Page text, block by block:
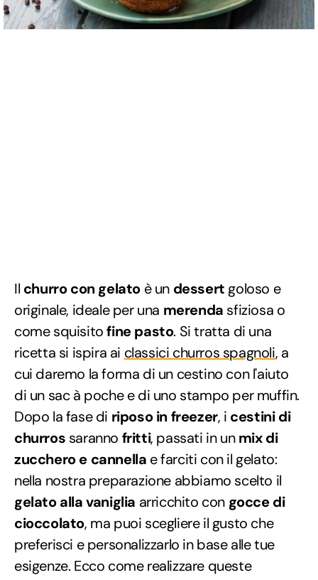
Il churro con gelato è un dessert goloso e
originale, ideale per una merenda sfiziosa o
come squisitofine pasto. Si tratta di una
ricetta si ispira ai classici churros spagnoli, a
cui daremo la forma di un cestino con l'aiuto
di un sac à poche e di uno stampo per muffin.
Dopo la fase di riposo in freezer, i cestini di
churros saranno fritti, passati in unmix di
zucchero e cannella e farciti con il gelato:
nella nostra preparazione abbiamo scelto il
gelato alla vaniglia arricchito con gocce di
cioccolato, ma puoi scegliere il gusto che
preferisci e personalizzarlo in base alle tue
esigenze. Ecco come realizzare queste